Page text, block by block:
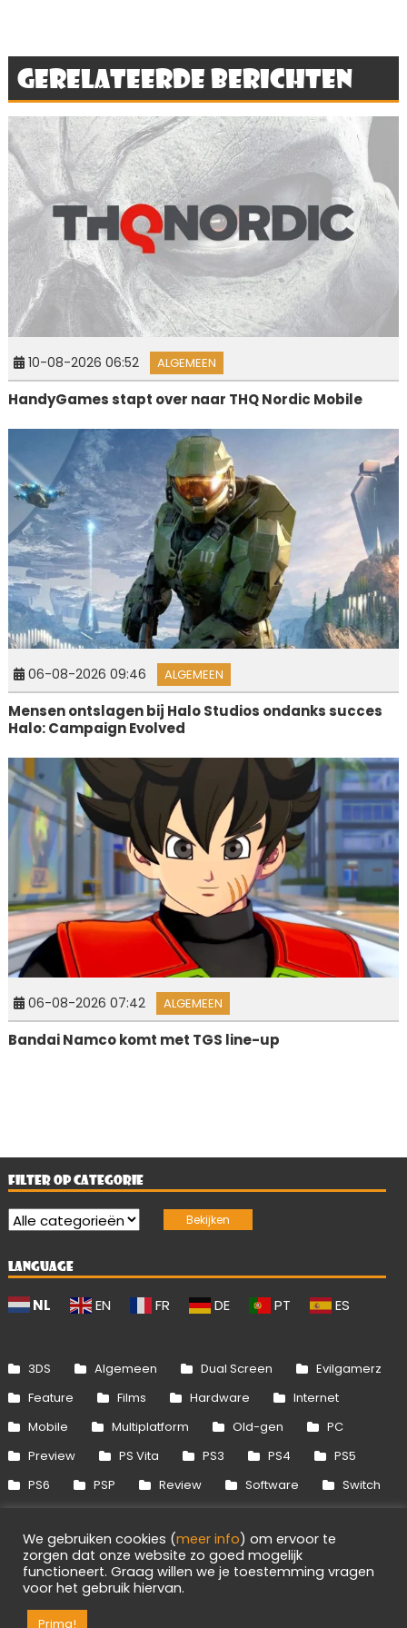
Gerelateerde berichten
10-08-2026 06:52 ALGEMEEN
HandyGames stapt over naar THQ Nordic Mobile
06-08-2026 09:46 ALGEMEEN
Mensen ontslagen bij Halo Studios ondanks succes
Halo: Campaign Evolved
06-08-2026 07:42 ALGEMEEN
Bandai Namco komt met TGS line-up
FILTER OP CATEGORIE
LANGUAGE
NL EN FR DE PT ES
3DS Algemeen Dual Screen
Evilgamerz
Feature
Films Hardware
Internet
Mobile
Multiplatform Old-gen
PC
Preview
PS Vita PS3 PS4
PS5
PS6
PSP Review Software
Switch
Xbox 360
Xbox One Xbox Series
We gebruiken cookies (meer info) om ervoor te
zorgen dat onze website zo goed mogelijk
functioneert. Graag willen we je toestemming vragen
voor het gebruik hiervan.
Prima!